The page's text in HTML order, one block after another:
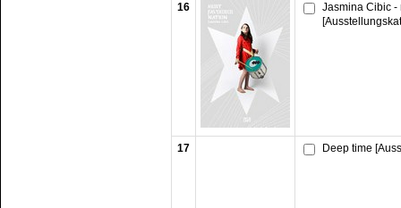
16
Jasmina Cibic -
17 Deep time